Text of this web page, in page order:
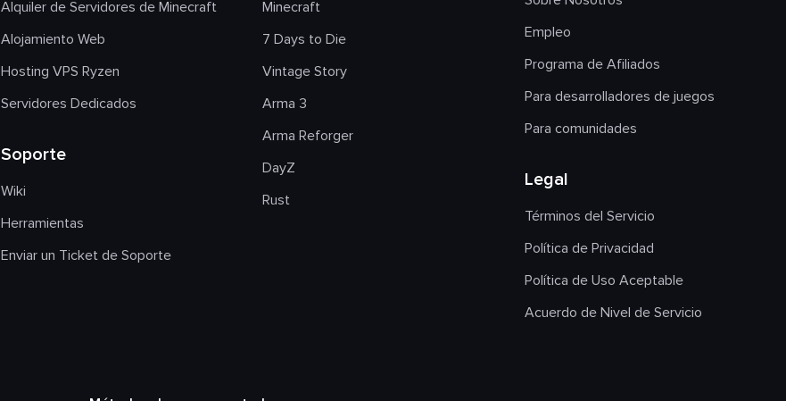
Alquiler de Servidores de Minecraft
Alojamiento Web
Hosting VPS Ryzen
Servidores Dedicados
Soporte
Wiki
Herramientas
Enviar un Ticket de Soporte
Minecraft
7 Days to Die
Vintage Story
Arma 3
Arma Reforger
DayZ
Rust
Empleo
Programa de Afiliados
Para desarrolladores de juegos
Para comunidades
Legal
Términos del Servicio
Política de Privacidad
Política de Uso Aceptable
Acuerdo de Nivel de Servicio